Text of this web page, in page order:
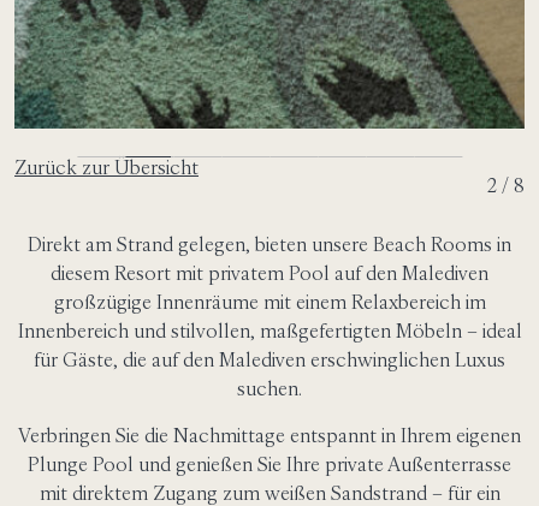
Zurück zur Übersicht
3 / 8
Direkt am Strand gelegen, bieten unsere Beach Rooms in
diesem Resort mit privatem Pool auf den Malediven
großzügige Innenräume mit einem Relaxbereich im
Innenbereich und stilvollen, maßgefertigten Möbeln – ideal
für Gäste, die auf den Malediven erschwinglichen Luxus
suchen.
Verbringen Sie die Nachmittage entspannt in Ihrem eigenen
Plunge Pool und genießen Sie Ihre private Außenterrasse
mit direktem Zugang zum weißen Sandstrand – für ein